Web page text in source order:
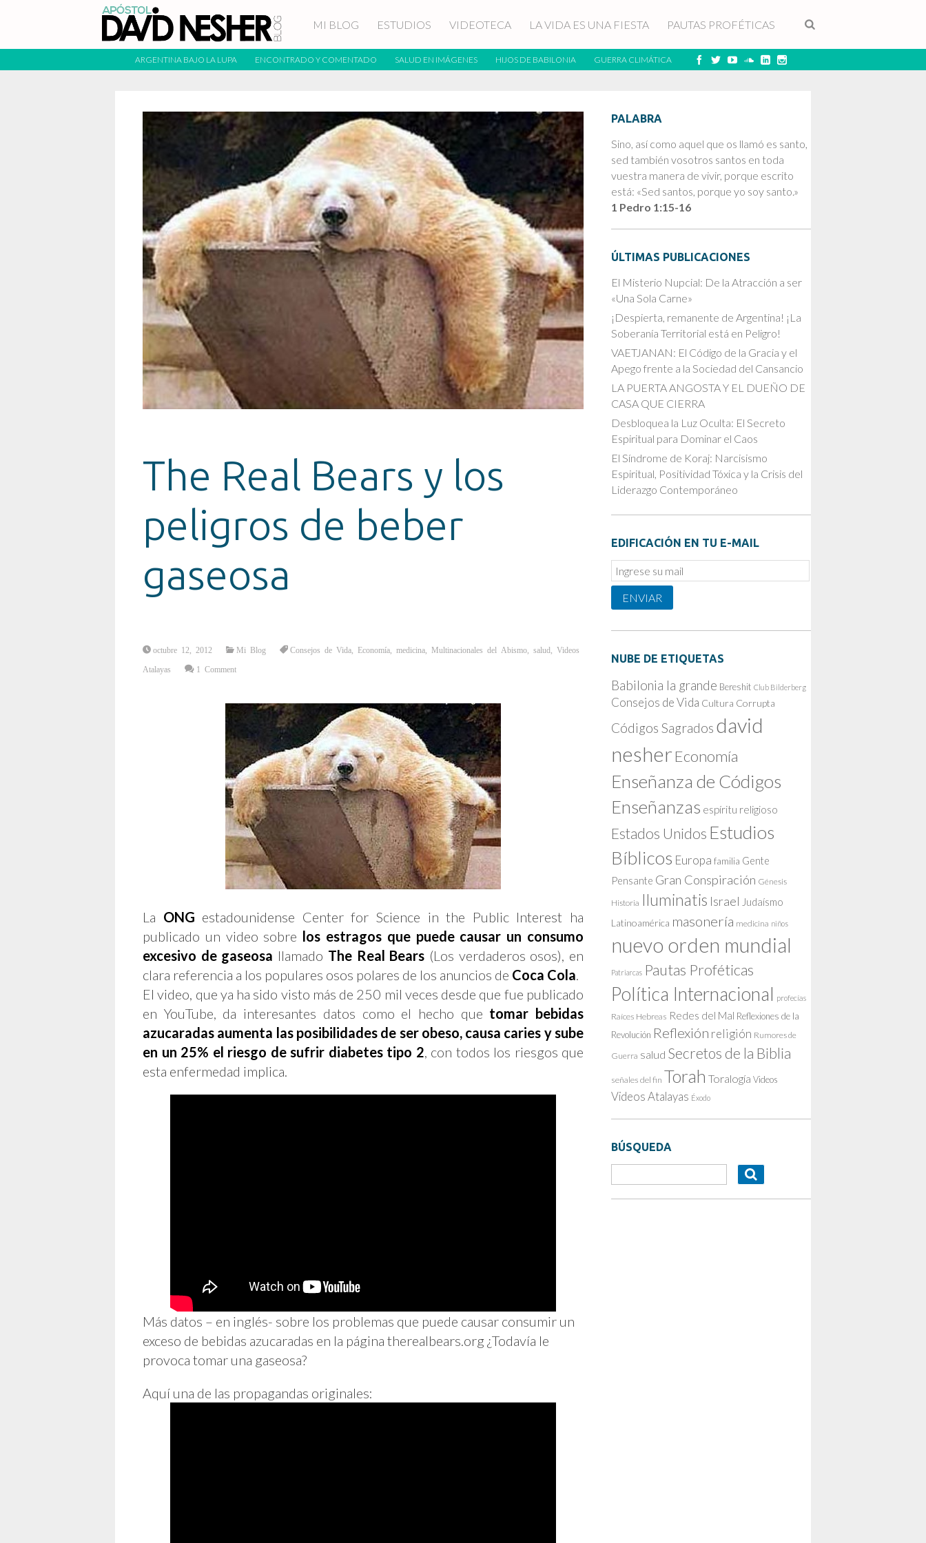
MI BLOG ESTUDIOS VIDEOTECA LA VIDA ES UNA FIESTA PAUTAS PROFÉTICAS
ARGENTINA BAJO LA LUPA ENCONTRADO Y COMENTADO SALUD EN IMÁGENES HIJOS DE BABILONIA GUERRA CLIMÁTICA
The Real Bears y los
peligros de beber
gaseosa
octubre 12, 2012 Mi Blog Consejos de Vida Economía medicina Multinacionales del Abismo salud Videos
Atalayas 1 Comment
La ONG estadounidense Center for Science in the Public Interest ha
publicado un video sobre los estragos que puede causar un consumo
excesivo de gaseosa llamado The Real Bears (Los verdaderos osos), en
clara referencia a los populares osos polares de los anuncios de Coca Cola.
El video, que ya ha sido visto más de 250 mil veces desde que fue publicado
en YouTube, da interesantes datos como el hecho que tomar bebidas
azucaradas aumenta las posibilidades de ser obeso, causa caries y sube
en un 25% el riesgo de sufrir diabetes tipo 2, con todos los riesgos que
esta enfermedad implica.
Más datos – en inglés- sobre los problemas que puede causar consumir un
exceso de bebidas azucaradas en la página therealbears.org ¿Todavía le
provoca tomar una gaseosa?
Aquí una de las propagandas originales:
PALABRA
Sino, así como aquel que os llamó es santo,
sed también vosotros santos en toda
vuestra manera de vivir, porque escrito
está: «Sed santos, porque yo soy santo.»
1 Pedro 1:15-16
ÚLTIMAS PUBLICACIONES
El Misterio Nupcial: De la Atracción a ser
«Una Sola Carne»
¡Despierta, remanente de Argentina! ¡La
Soberanía Territorial está en Peligro!
VAETJANAN: El Código de la Gracia y el
Apego frente a la Sociedad del Cansancio
LA PUERTA ANGOSTA Y EL DUEÑO DE
CASA QUE CIERRA
Desbloquea la Luz Oculta: El Secreto
Espiritual para Dominar el Caos
El Síndrome de Koraj: Narcisismo
Espiritual, Positividad Tóxica y la Crisis del
Liderazgo Contemporáneo
EDIFICACIÓN EN TU E-MAIL
Email
Subscription
ENVIAR
NUBE DE ETIQUETAS
Babilonia la grande Bereshit Club Bilderberg
Consejos de Vida Cultura Corrupta
Códigos Sagrados david
nesher Economía
Enseñanza de Códigos
Enseñanzas espíritu religioso
Estados Unidos Estudios
Bíblicos Europa familia Gente
Pensante Gran Conspiración Génesis
Historia Iluminatis Israel Judaísmo
Latinoamérica masonería medicina niños
nuevo orden mundial
Patriarcas Pautas Proféticas
Política Internacional profecías
Raíces Hebreas Redes del Mal Reflexiones de la
Revolución Reflexión religión Rumores de
Guerra salud Secretos de la Biblia
señales del fin Torah Toralogía Videos
Videos Atalayas Éxodo
BÚSQUEDA